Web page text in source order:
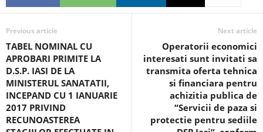
Previous article
TABEL NOMINAL CU
APROBARI PRIMITE LA
D.S.P. IASI DE LA
MINISTERUL SANATATII,
INCEPAND CU 1 IANUARIE
2017 PRIVIND
RECUNOASTEREA
Next article
Operatorii economici
interesati sunt invitati sa
transmita oferta tehnica
si financiara pentru
achizitia publica de
“Servicii de paza si
protectie pentru sediile